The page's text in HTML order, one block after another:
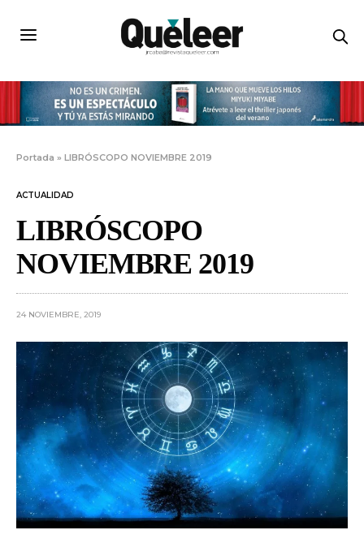
Portada »LIBRÓSCOPO NOVIEMBRE 2019
ACTUALIDAD
LIBRÓSCOPO
NOVIEMBRE 2019
24 NOVIEMBRE, 2019